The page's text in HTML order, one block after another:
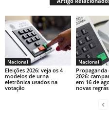
Nacional
Eleições 2026: veja os 4
modelos de urna
eletrônica usados na
votação
Nacional
2026:
em 16 de
novas regras